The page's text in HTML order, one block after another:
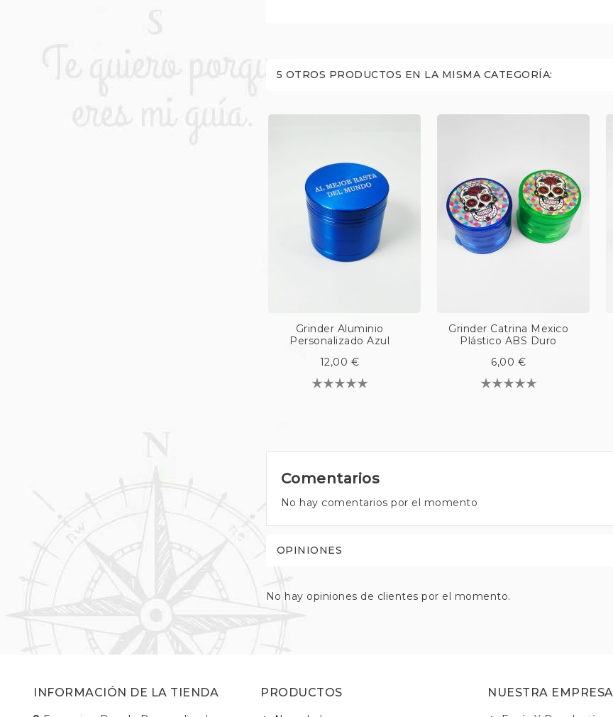
5 OTROS PRODUCTOS EN LA MISMA CATEGORÍA:
Grinder Aluminio
Personalizado Azul
12,00 €
Grinder Catrina Mexico
Plástico ABS Duro
6,00 €
Comentarios
No hay comentarios por el momento
OPINIONES
No hay opiniones de clientes por el momento.
INFORMACIÓN DE LA TIENDA PRODUCTOS NUESTRA EMPRESA